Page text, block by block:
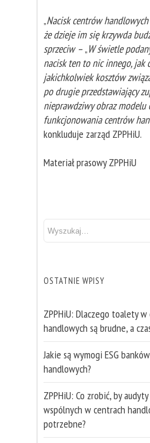
„Nacisk centrów handlowych
że dzieje im się krzywda
sprzeciw –„W świetle
nacisk ten to nic innego, jak
jakichkolwiek kosztów
po drugie przedstawiający
nieprawdziwy obraz modelu
funkcjonowania centrów
konkluduje zarząd ZPPHiU.
Materiał prasowy ZPPHiU
OSTATNIE WPISY
ZPPHiU: Dlaczego toalety w
handlowych są brudne, a
Jakie są wymogi ESG
handlowych?
ZPPHiU: Co zrobić, by
wspólnych w centrach
potrzebne?